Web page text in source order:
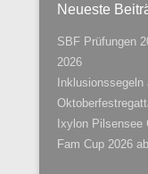
Neueste
SBF Prüfungen
2026
Ixylon Pilsensee
Fam Cup 2026